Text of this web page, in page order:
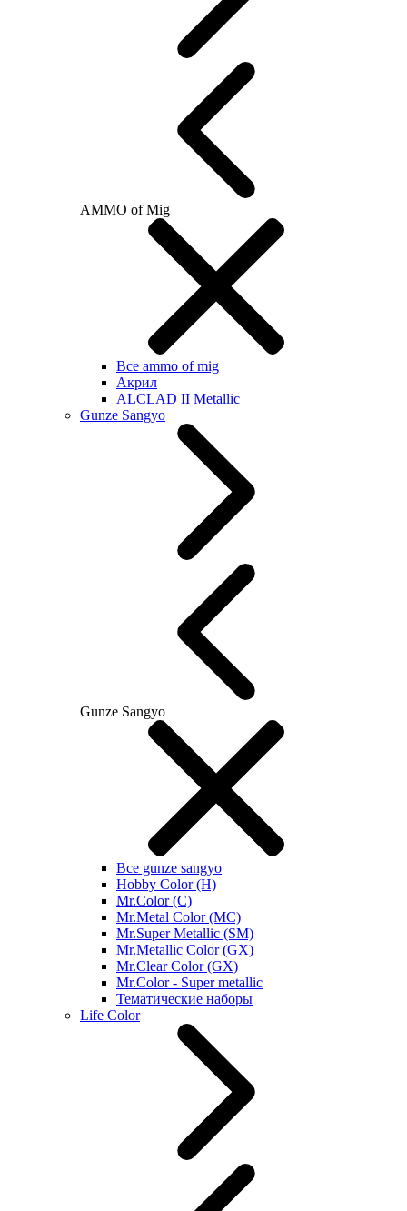
AMMO of Mig
Все ammo of mig
Акрил
ALCLAD II Metallic
Gunze Sangyo
Gunze Sangyo
Все gunze sangyo
Hobby Color (H)
Mr.Color (C)
Mr.Metal Color (MC)
Mr.Super Metallic (SM)
Mr.Metallic Color (GX)
Mr.Clear Color (GX)
Mr.Color - Super metallic
Тематические наборы
Life Color